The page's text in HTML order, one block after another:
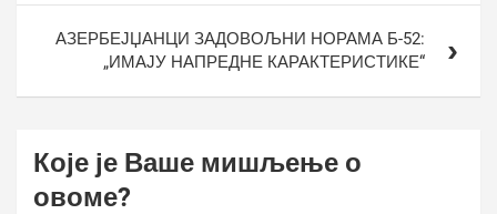
АЗЕРБЕЈЏАНЦИ ЗАДОВОЉНИ НОРАМА Б-52:
„ИМАЈУ НАПРЕДНЕ КАРАКТЕРИСТИКЕ“
Које је Ваше мишљење о
овоме?